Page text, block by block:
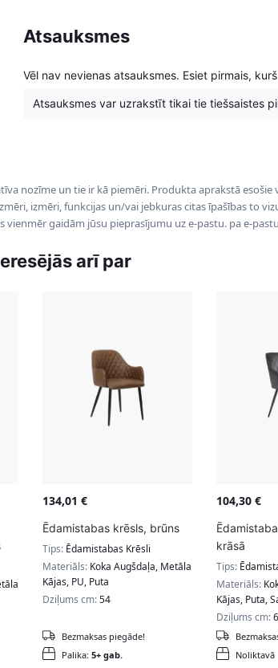
Atsauksmes
Vēl nav nevienas atsauksmes. Esiet pirmais,
Atsauksmes var uzrakstīt tikai tie tiešsaistes
nozīme un tie ir kā piemēri. Produkta aprakstā
izmēri, funkcijas un/vai jebkuras citas īpašības to
vienmēr gaidām jūsu pieprasījumu uz e-pastu. pa e-
arī par
134,01€
Ēdamistabas krēsls, brūns
Tips: Ēdamistabas Krēsli
Materiāls: Koka Augšdaļa, Metāla
Kājas, PU, Puta
Dziļums cm:54
Palika:5+ gab.
Bezmaksas piegāde!
104,30 €
krāsā
Tips:
Materiāls:
Kājas, Puta,
Dziļums cm:
Noliktavā